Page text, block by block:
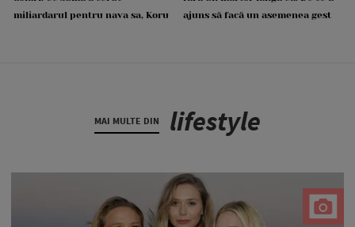
miliardarul pentru nava sa, Koru
ajuns să facă un asemenea gest
MAI MULTE DIN lifestyle